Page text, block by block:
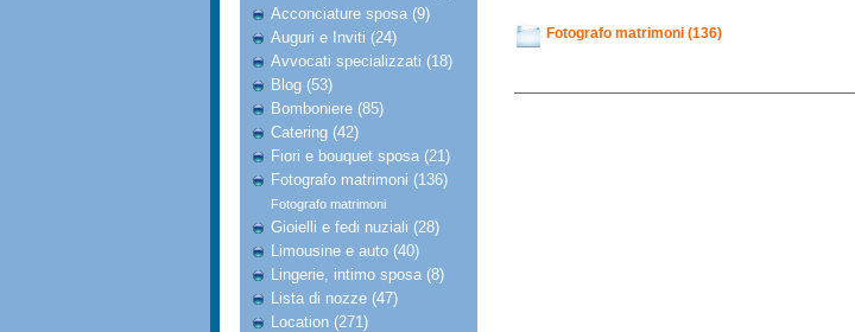
Acconciature sposa (9)
Auguri e Inviti (24)
Avvocati specializzati (18)
Blog (53)
Bomboniere (85)
Catering (42)
Fiori e bouquet sposa (21)
Fotografo matrimoni (136)
Fotografo matrimoni
Gioielli e fedi nuziali (28)
Limousine e auto (40)
Lingerie, intimo sposa (8)
Lista di nozze (47)
Location (271)
Fotografo matrimoni (136)